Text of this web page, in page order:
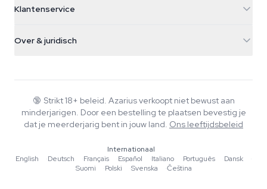
Nederland
+31(0)204897914
Smokeshop
Klantenservice
Retourbeleid
Veelgestelde vragen
Privacybeleid
Over & juridisch
Wiki
Muziek
Redactionele normen
Tools & Calculators
🔞 Strikt 18+ beleid. Azarius verkoopt niet bewust aan
minderjarigen. Door een bestelling te plaatsen bevestig je
dat je meerderjarig bent in jouw land. Ons leeftijdsbeleid
Internationaal
English
·Deutsch ·Français ·Español ·Italiano ·Português ·Dansk
·
Suomi
·Polski ·Svenska ·Čeština